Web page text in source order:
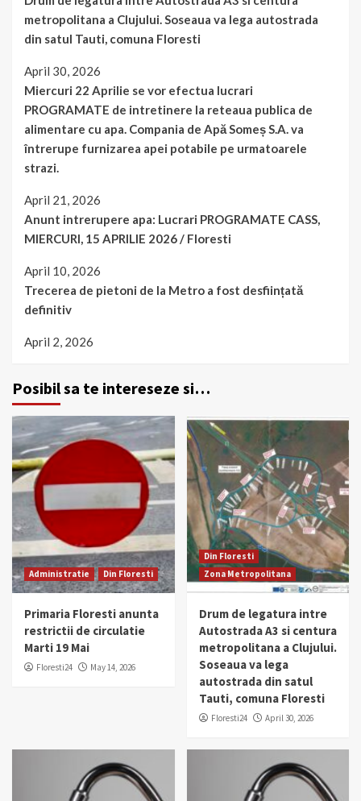
metropolitana a Clujului. Soseaua va lega autostrada
din satul Tauti, comuna Floresti
April 30, 2026
Miercuri 22 Aprilie se vor efectua lucrari
PROGRAMATE de intretinere la reteaua publica de
alimentare cu apa. Compania de Apă Someș S.A. va
întrerupe furnizarea apei potabile pe urmatoarele
strazi.
April 21, 2026
Anunt intrerupere apa: Lucrari PROGRAMATE CASS,
MIERCURI, 15 APRILIE 2026 / Floresti
April 10, 2026
Trecerea de pietoni de la Metro a fost desființată
definitiv
April 2, 2026
Posibil sa te intereseze si…
Administratie Din Floresti
Primaria Floresti anunta
restrictii de circulatie
Marti 19 Mai
Floresti24 May 14, 2026
Din Floresti
Zona Metropolitana
Drum de legatura intre
Autostrada A3 si centura
metropolitana a Clujului.
Soseaua va lega
autostrada din satul
Tauti, comuna Floresti
Floresti24 April 30, 2026